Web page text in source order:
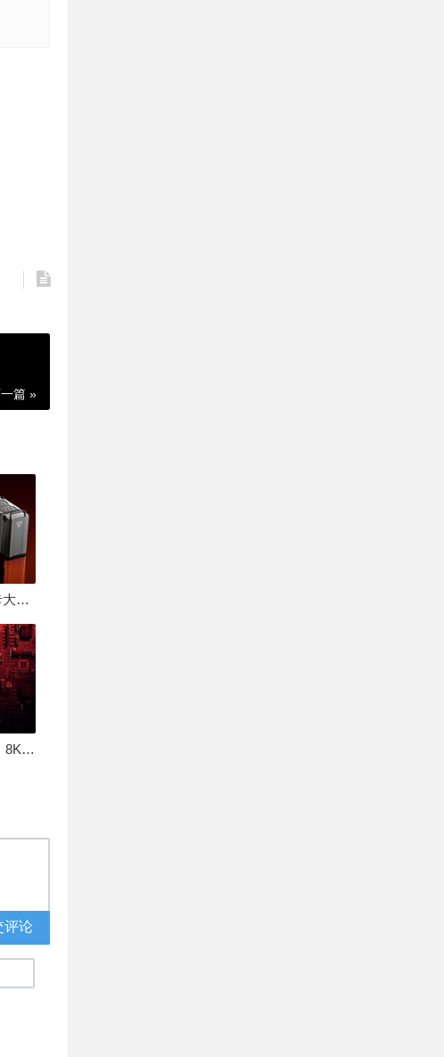
篇 »
被美国封杀！国产显卡大厂：中国GPU不存在至暗时刻
骁龙8 Gen3正式发布：8K240手游成真！AI性能飙升98％
评论